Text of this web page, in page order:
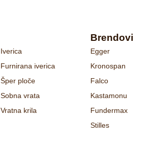
Iverica
Furnirana iverica
Šper ploče
Sobna vrata
Vratna krila
Brendovi
Egger
Kronospan
Falco
Kastamonu
Fundermax
Stilles